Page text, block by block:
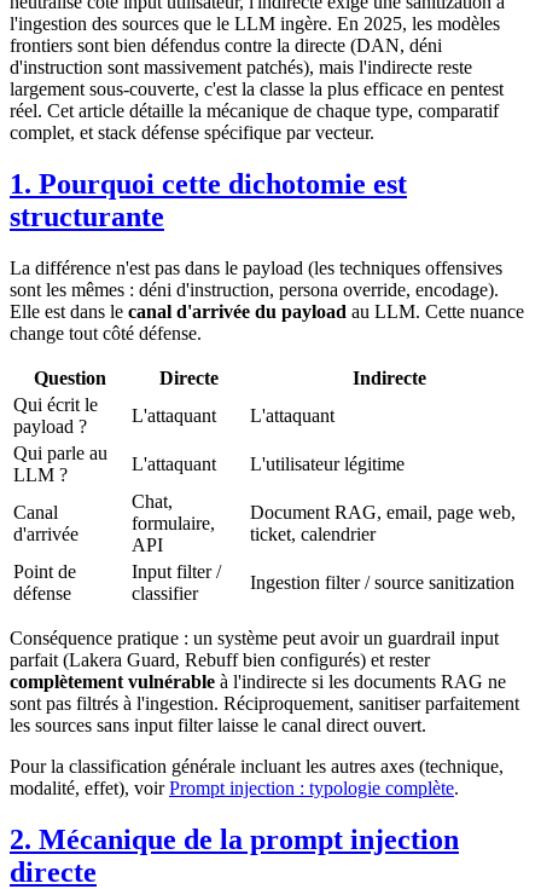
l'ingestion des sources que le LLM ingère. En 2025, les modèles
frontiers sont bien défendus contre la directe (DAN, déni
d'instruction sont massivement patchés), mais l'indirecte reste
largement sous-couverte, c'est la classe la plus efficace en pentest
réel. Cet article détaille la mécanique de chaque type, comparatif
complet, et stack défense spécifique par vecteur.
1. Pourquoi cette dichotomie est
structurante
La différence n'est pas dans le payload (les techniques offensives
sont les mêmes : déni d'instruction, persona override, encodage).
Elle est dans le canal d'arrivée du payload au LLM. Cette nuance
change tout côté défense.
Question Directe
Indirecte
Qui écrit le
payload ?
L'attaquant
L'attaquant
Qui parle au
LLM ?
L'attaquant L'utilisateur légitime
Canal
d'arrivée
Chat,
formulaire,
API
Document RAG, email, page web,
ticket, calendrier
Point de
défense
Input filter /
classifier
Ingestion filter / source sanitization
Conséquence pratique : un système peut avoir un guardrail input
parfait (Lakera Guard, Rebuff bien configurés) et rester
complètement vulnérable à l'indirecte si les documents RAG ne
sont pas filtrés à l'ingestion. Réciproquement, sanitiser parfaitement
les sources sans input filter laisse le canal direct ouvert.
Pour la classification générale incluant les autres axes (technique,
modalité, effet), voirPrompt injection : typologie complète.
2. Mécanique de la prompt injection
directe